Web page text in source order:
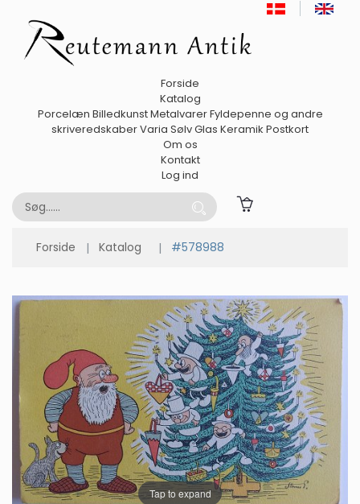
Forside
Katalog
Porcelæn BilledkunstMetalvarerFyldepenne og andre
skriveredskaberVaria SølvGlas Keramik Postkort
Om os
Kontakt
Log ind
Forside Katalog #578988
Tap to expand